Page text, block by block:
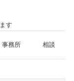
す
事務所 相談